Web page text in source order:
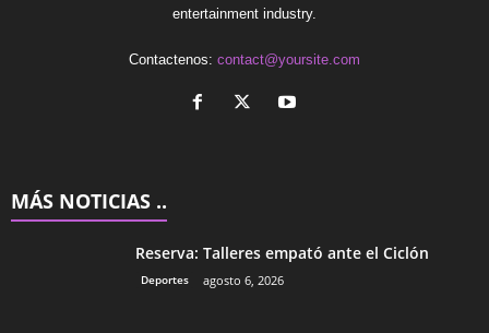
entertainment industry.
Contactenos: contact@yoursite.com
MÁS NOTICIAS ..
Reserva: Talleres empató ante el Ciclón
Deportes agosto 6, 2026